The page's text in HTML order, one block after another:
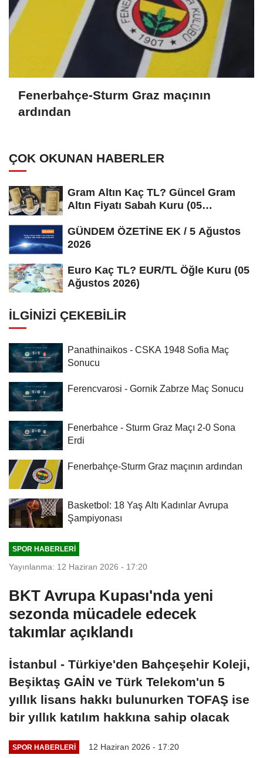
Fenerbahçe-Sturm Graz maçının
ardından
ÇOK OKUNAN HABERLER
Gram Altın Kaç TL? Güncel Gram
Altın Fiyatı Sabah Kuru (05
GÜNDEM ÖZETİNE EK / 5 Ağustos
2026
Euro Kaç TL? EUR/TL Öğle Kuru (05
Ağustos 2026)
İLGINIZI ÇEKEBILIR
Panathinaikos - CSKA 1948 Sofia Maç
Sonucu
Ferencvarosi - Gornik Zabrze Maç Sonucu
Fenerbahce - Sturm Graz Maçı 2-0 Sona
Erdi
Fenerbahçe-Sturm Graz maçının ardından
Basketbol: 18 Yaş Altı Kadınlar Avrupa
Şampiyonası
SPOR HABERLERI
Yayınlanma: 12 Haziran 2026 - 17:20
BKT Avrupa Kupası'nda yeni
sezonda mücadele edecek
takımlar açıklandı
İstanbul - Türkiye'den Bahçeşehir Koleji,
Beşiktaş GAİN ve Türk Telekom'un 5
yıllık lisans hakkı bulunurken TOFAŞ ise
bir yıllık katılım hakkına sahip olacak
SPOR HABERLERI 12 Haziran 2026 - 17:20